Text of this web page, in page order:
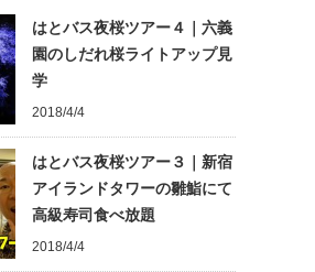
はとバス夜桜ツアー４｜六義
園のしだれ桜ライトアップ見
学
2018/4/4
はとバス夜桜ツアー３｜新宿
アイランドタワーの雛鮨にて
高級寿司食べ放題
2018/4/4